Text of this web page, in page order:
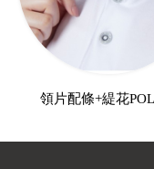
領片配條+緹花